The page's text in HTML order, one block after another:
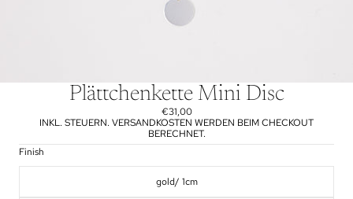
Plättchenkette Mini Disc
€31,00
INKL. STEUERN. VERSANDKOSTEN WERDEN BEIM CHECKOUT
BERECHNET.
Finish
gold/ 1cm